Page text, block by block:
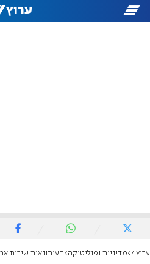
ערוץ 7 מדיניות ופוליטיקה העיתונאית שירית